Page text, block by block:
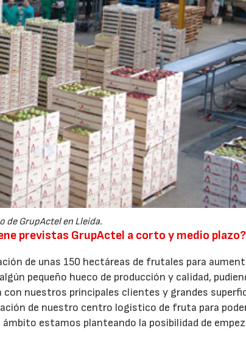
de GrupActel en Lleida.
previstas GrupActel a corto y medio plazo?
de unas 150 hectáreas de frutales para
pequeño hueco de producción y calidad,
nuestros principales clientes y grandes
de nuestro centro logístico de fruta para
estamos planteando la posibilidad de